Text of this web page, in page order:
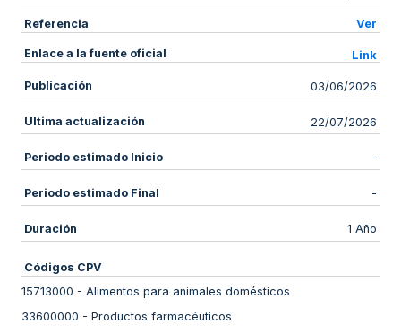
Referencia Ver
Enlace a la fuente oficial Link
Publicación 03/06/2026
Ultima actualización 22/07/2026
Periodo estimado Inicio -
Periodo estimado Final -
Duración 1 Año
Códigos CPV
15713000 - Alimentos para animales domésticos
33600000 - Productos farmacéuticos